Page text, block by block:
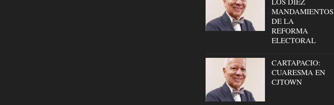
MANDAMIENTOS
DE LA
REFORMA
ELECTORAL
CARTAPACIO:
CUARESMA EN
CJTOWN